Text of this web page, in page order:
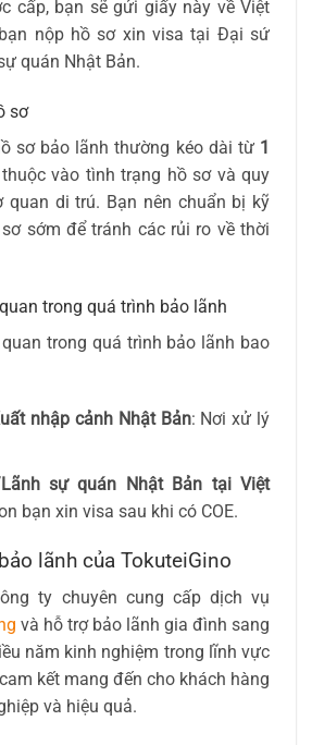
cấp, bạn sẽ gửi giấy này về Việt
nộp hồ sơ xin visa tại Đại sứ
quán Nhật Bản.
sơ
sơ bảo lãnh thường kéo dài từ 1
vào tình trạng hồ sơ và quy
quan di trú. Bạn nên chuẩn bị kỹ
sớm để tránh các rủi ro về thời
trong quá trình bảo lãnh
trong quá trình bảo lãnh bao
nhập cảnh Nhật Bản: Nơi xử lý
sự quán Nhật Bản tại Việt
bạn xin visa sau khi có COE.
lãnh của TokuteiGino
ty chuyên cung cấp dịch vụ
và hỗ trợ bảo lãnh gia đình sang
năm kinh nghiệm trong lĩnh vực
kết mang đến cho khách hàng
và hiệu quả.